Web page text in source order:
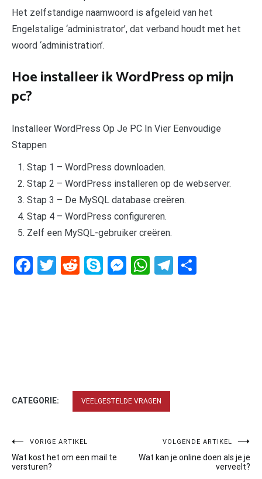
Het zelfstandige naamwoord is afgeleid van het
Engelstalige ‘administrator’, dat verband houdt met het
woord ‘administration’.
Hoe installeer ik WordPress op mijn
pc?
Installeer WordPress Op Je PC In Vier Eenvoudige
Stappen
Stap 1 – WordPress downloaden.
Stap 2 – WordPress installeren op de webserver.
Stap 3 – De MySQL database creëren.
Stap 4 – WordPress configureren.
Zelf een MySQL-gebruiker creëren.
Facebook
Twitter
RedditSkypeMessenger
WhatsApp
Telegram
CATEGORIE: VEELGESTELDE VRAGEN
Bericht
navigatie
VORIGE ARTIKEL
Wat kost het om een mail te
versturen?
VOLGENDE ARTIKEL
Wat kan je online doen als je je
verveelt?